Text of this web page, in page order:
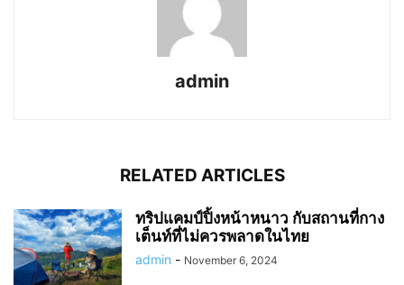
admin
RELATED ARTICLES
ทริปแคมป์ปิ้งหน้าหนาว กับสถานที่กาง
เต็นท์ที่ไม่ควรพลาดในไทย
admin - November 6, 2024